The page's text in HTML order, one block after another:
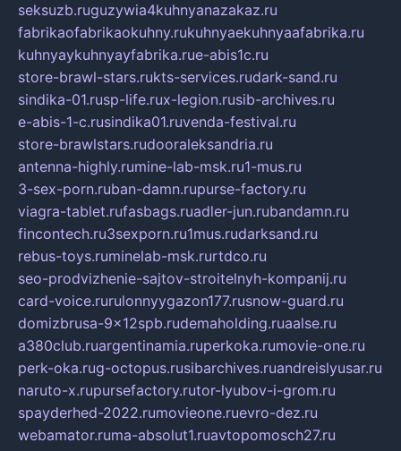
seksuzb.ruguzywia4kuhnyanazakaz.ru
fabrikaofabrikaokuhny.rukuhnyaekuhnyaafabrika.ru
kuhnyaykuhnyayfabrika.rue-abis1c.ru
store-brawl-stars.rukts-services.rudark-sand.ru
sindika-01.rusp-life.rux-legion.rusib-archives.ru
e-abis-1-c.rusindika01.ruvenda-festival.ru
store-brawlstars.rudooraleksandria.ru
antenna-highly.rumine-lab-msk.ru1-mus.ru
3-sex-porn.ruban-damn.rupurse-factory.ru
viagra-tablet.rufasbags.ruadler-jun.rubandamn.ru
fincontech.ru3sexporn.ru1mus.rudarksand.ru
rebus-toys.ruminelab-msk.rurtdco.ru
seo-prodvizhenie-sajtov-stroitelnyh-kompanij.ru
card-voice.rurulonnyygazon177.rusnow-guard.ru
domizbrusa-9x12spb.rudemaholding.ruaalse.ru
a380club.ruargentinamia.ruperkoka.rumovie-one.ru
perk-oka.rug-octopus.rusibarchives.ruandreislyusar.ru
naruto-x.rupursefactory.rutor-lyubov-i-grom.ru
spayderhed-2022.rumovieone.ruevro-dez.ru
webamator.ruma-absolut1.ruavtopomosch27.ru